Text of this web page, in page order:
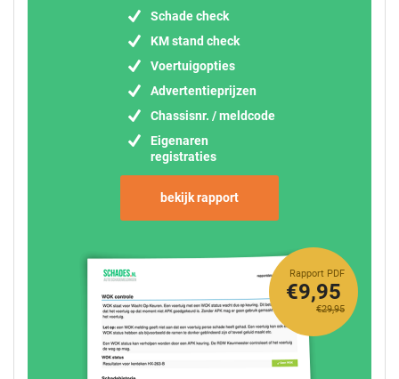
Schade check
KM stand check
Voertuigopties
Advertentieprijzen
Chassisnr. / meldcode
Eigenaren
registraties
bekijk rapport
Rapport PDF
€29,95
€9,95